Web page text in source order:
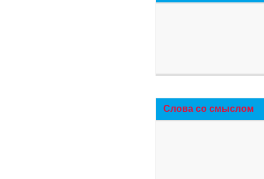
Слова со смыслом